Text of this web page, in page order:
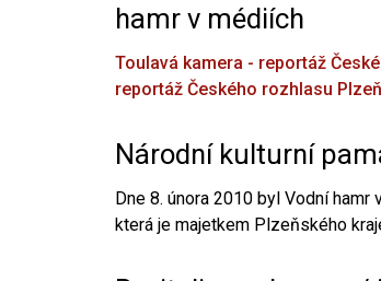
hamr v médiích
Toulavá kamera - reportáž
reportáž Českého rozhlasu Plzeň
Národní kulturní
Dne 8. února 2010 byl Vodní
která je majetkem Plzeňského